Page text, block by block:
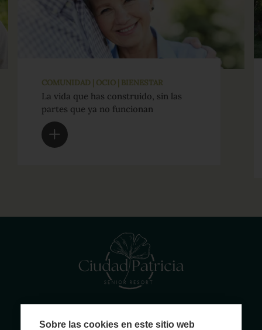
COMUNIDAD | OCIO | BIENESTAR
La vida que has construido, sin las
partes que ya no funcionan
Sobre las cookies en este sitio web